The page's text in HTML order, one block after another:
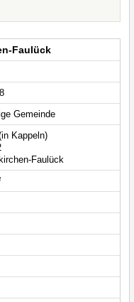
Faulück
Gemeinde
Kappeln)
Faulück